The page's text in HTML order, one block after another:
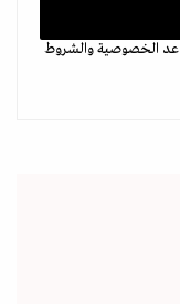
الخصوصيةوالشروط